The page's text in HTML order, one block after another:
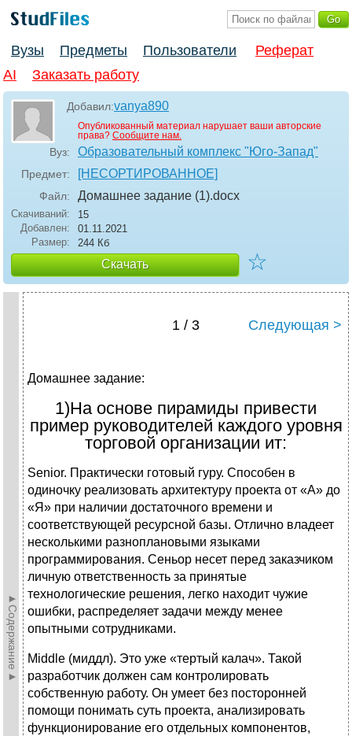
Вузы Предметы Пользователи
Реферат
AI
Заказать работу
Добавил:vanya890
Опубликованный материал нарушает ваши авторские
права? Сообщите нам.
Вуз: Образовательный комплекс "Юго-Запад"
Предмет: [НЕСОРТИРОВАННОЕ]
Файл: Домашнее задание (1).docx
Скачиваний:
15
Добавлен:
01.11.2021
Размер:
244 Кб
Скачать ☆
►Содержание►
1 / 3 Следующая >
Домашнее задание:
1)На основе пирамиды привести
пример руководителей каждого уровня
торговой организации ит:
Senior. Практически готовый гуру. Способен в
одиночку реализовать архитектуру проекта от «А» до
«Я» при наличии достаточного времени и
соответствующей ресурсной базы. Отлично владеет
несколькими разноплановыми языками
программирования. Сеньор несет перед заказчиком
личную ответственность за принятые
технологические решения, легко находит чужие
ошибки, распределяет задачи между менее
опытными сотрудниками.
Middle (миддл). Это уже «тертый калач». Такой
разработчик должен сам контролировать
собственную работу. Он умеет без посторонней
помощи понимать суть проекта, анализировать
функционирование его отдельных компонентов,